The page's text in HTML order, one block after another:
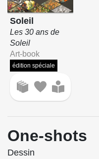
Soleil
Les 30 ans de
Soleil
Art-book
édition spéciale
One-shots
Dessin